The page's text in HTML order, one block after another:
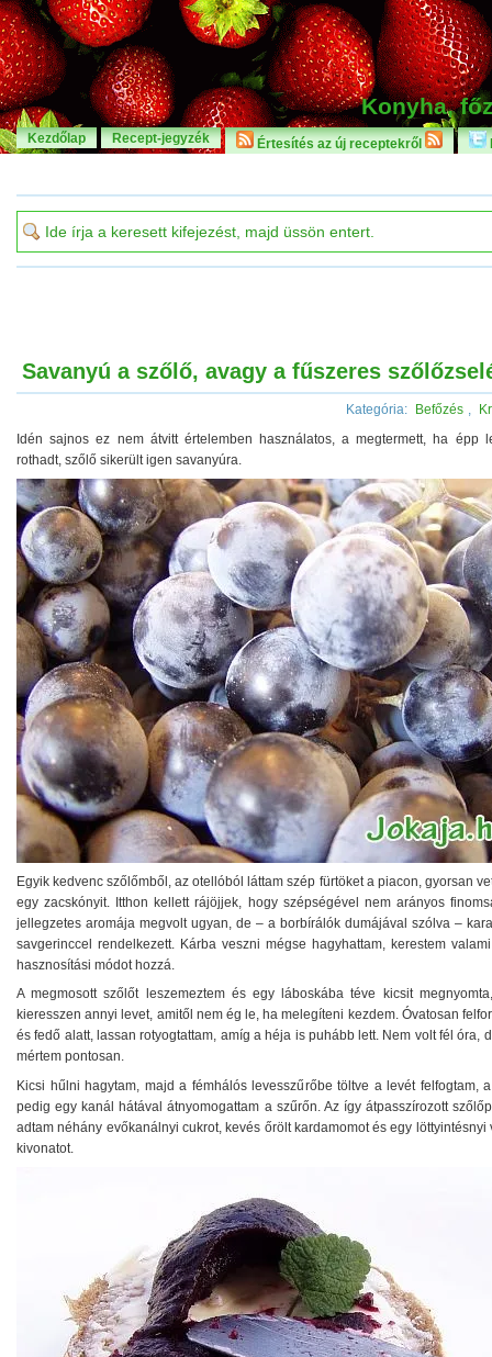
Konyha,
Kezdőlap Recept-jegyzék Értesítés az új receptekről
Savanyú a szőlő, avagy a fűszeres
Kategória: Befőzés ,
Idén sajnos ez nem átvitt értelemben használatos, a megtermett, ha épp
rothadt, szőlő sikerült igen savanyúra.
Egyik kedvenc szőlőmből, az otellóból láttam szép fürtöket a piacon, gyorsan
egy zacskónyit. Itthon kellett rájöjjek, hogy szépségével nem arányos
jellegzetes aromája megvolt ugyan, de – a borbírálók dumájával szólva –
savgerinccel rendelkezett. Kárba veszni mégse hagyhattam, kerestem
hasznosítási módot hozzá.
A megmosott szőlőt leszemeztem és egy láboskába téve kicsit
kieresszen annyi levet, amitől nem ég le, ha melegíteni kezdem. Óvatosan
és fedő alatt, lassan rotyogtattam, amíg a héja is puhább lett. Nem volt fél óra,
mértem pontosan.
Kicsi hűlni hagytam, majd a fémhálós levesszűrőbe töltve a levét felfogtam,
pedig egy kanál hátával átnyomogattam a szűrőn. Az így átpasszírozott
adtam néhány evőkanálnyi cukrot, kevés őrölt kardamomot és egy löttyintésnyi
kivonatot.